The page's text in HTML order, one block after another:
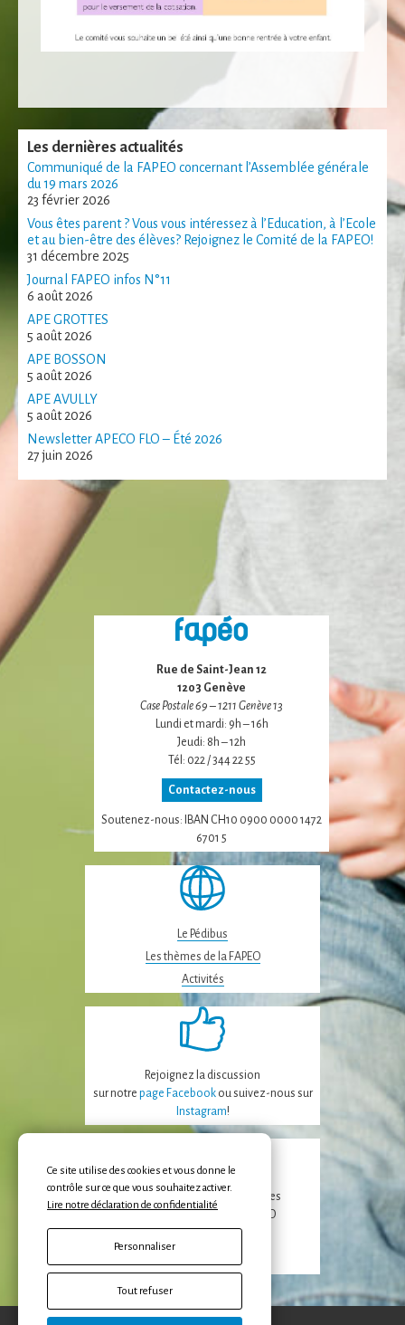
Les dernières actualités
Communiqué de la FAPEO concernant l’Assemblée générale
du 19 mars 2026
23 février 2026
Vous êtes parent ? Vous vous intéressez à l’Education, à l’Ecole
et au bien-être des élèves? Rejoignez le Comité de la FAPEO!
31 décembre 2025
Journal FAPEO infos N°11
6 août 2026
APE GROTTES
5 août 2026
APE BOSSON
5 août 2026
APE AVULLY
5 août 2026
Newsletter APECO FLO – Été 2026
27 juin 2026
Rue de Saint-Jean 12
1203 Genève
Case Postale 69 – 1211 Genève 13
Lundi et mardi: 9h – 16h
Jeudi: 8h – 12h
Tél: 022 / 344 22 55
Contactez-nous
Soutenez-nous: IBAN CH10 0900 0000 1472
6701 5
Le Pédibus
Les thèmes de la FAPEO
Activités
Rejoignez la discussion
sur notre page Facebookou suivez-nous sur
Instagram!
Recevez les dernières nouvelles
de la FAPEO et des APE/APECO
Inscription
Ce site utilise des cookies et vous donne le
contrôle sur ce que vous souhaitez activer.
Lire notre déclaration de confidentialité
Personnaliser
Tout refuser
fonctionnement
du site Web.
améliorer la
du site Web,
en fonction
de votre visite.
Marketing
votre intérêt et
votre
comportement
lorsque vous
visitez notre
site, vous
augmentez les
chances de voir
du contenu et